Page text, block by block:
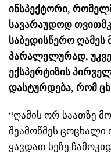
ინსპექტორი,
სავარაუდოდ
საბედისწერო
პარალელურად,
ექსპერტიზის
დასტურდება, რომ
“ღამის ორ საათზე
შეამოწმეს ცოცხალი
ყავდათ ხეზე